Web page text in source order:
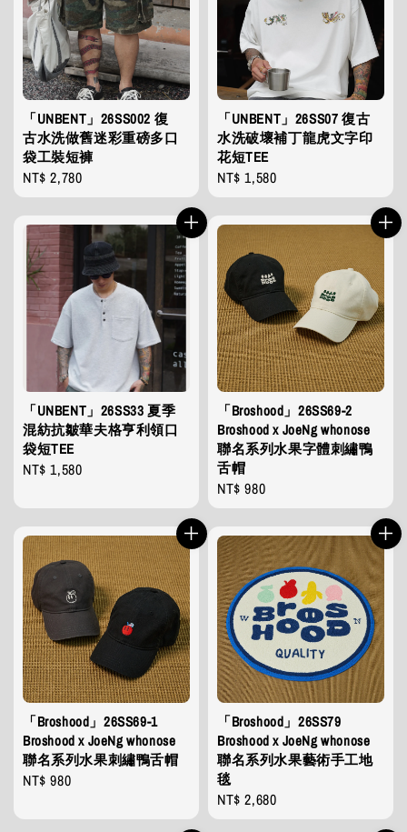
「UNBENT」26SS002 復
古水洗做舊迷彩重磅多口
袋工裝短褲
Regular
price
NT$ 2,780
「UNBENT」26SS07 復古
水洗破壞補丁龍虎文字印
花短TEE
Regular
price
NT$ 1,580
「UNBENT」26SS33 夏季
混紡抗皺華夫格亨利領口
袋短TEE
Regular
NT$ 1,580
「Broshood」26SS69-2
Broshood x JoeNg whonose
聯名系列水果字體刺繡鴨
舌帽
Regular
price
NT$ 980
「Broshood」26SS69-1
Broshood x JoeNg whonose
聯名系列水果刺繡鴨舌帽
Regular
NT$ 980
「Broshood」26SS79
Broshood x JoeNg whonose
聯名系列水果藝術手工地
毯
Regular
price
NT$ 2,680